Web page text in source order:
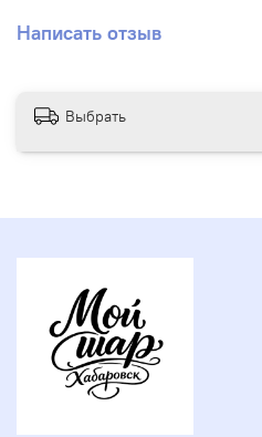
Написать отзыв
Выбрать